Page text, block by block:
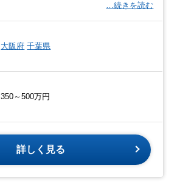
…続きを読む
大阪府 千葉県
350～500万円
詳しく見る